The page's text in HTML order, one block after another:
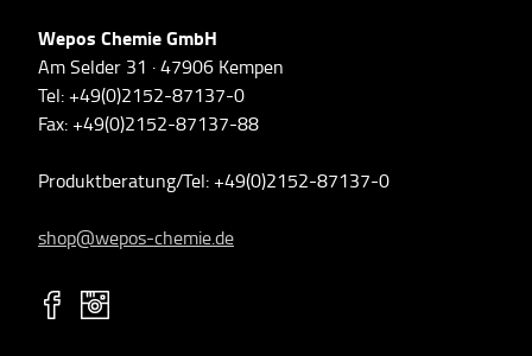
Wepos Chemie GmbH
Am Selder 31 · 47906 Kempen
Tel: +49(0)2152-87137-0
Fax: +49(0)2152-87137-88
Produktberatung/Tel: +49(0)2152-87137-0
shop@wepos-chemie.de